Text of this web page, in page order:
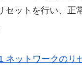
セットを行い、正
ネットワークのリ